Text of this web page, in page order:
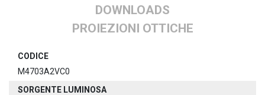
DOWNLOADS
PROIEZIONI OTTICHE
CODICE
M4703A2VC0
SORGENTE LUMINOSA